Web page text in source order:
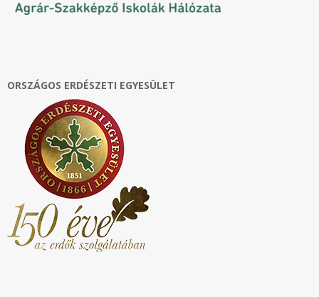
ORSZÁGOS ERDÉSZETI EGYESÜLET